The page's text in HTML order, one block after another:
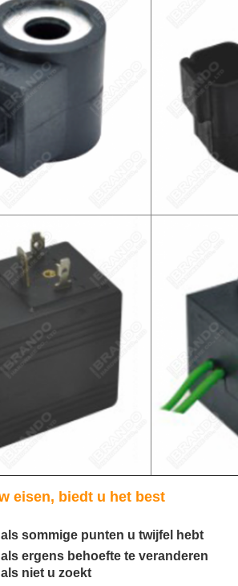
eisen, biedt u het best
sommige punten u twijfel hebt
ergens behoefte te veranderen
niet u zoekt